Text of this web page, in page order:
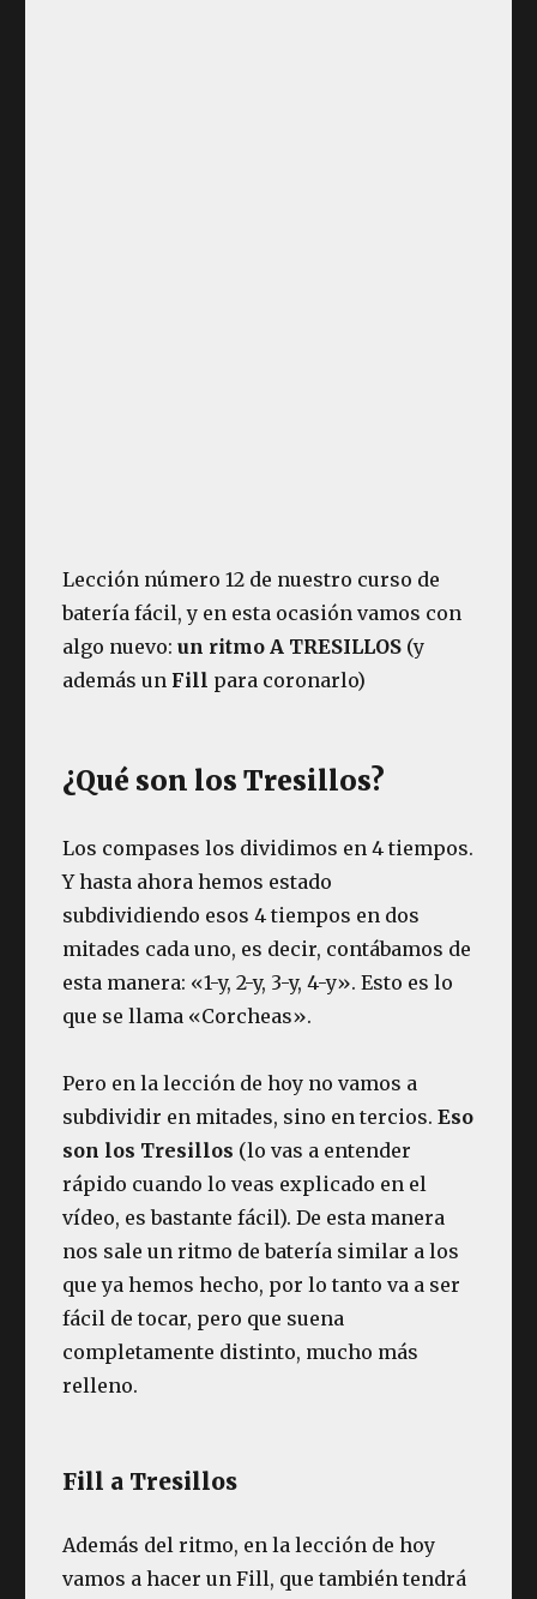
Lección número 12 de nuestro curso de
batería fácil, y en esta ocasión vamos con
algo nuevo:un ritmo A TRESILLOS (y
además un Fill para coronarlo)
¿Qué son los Tresillos?
Los compases los dividimos en 4 tiempos.
Y hasta ahora hemos estado
subdividiendo esos 4 tiempos en dos
mitades cada uno, es decir, contábamos de
esta manera: «1-y, 2-y, 3-y, 4-y». Esto es lo
que se llama «Corcheas».
Pero en la lección de hoy no vamos a
subdividir en mitades, sino en tercios.Eso
son los Tresillos (lo vas a entender
rápido cuando lo veas explicado en el
vídeo, es bastante fácil). De esta manera
nos sale un ritmo de batería similar a los
que ya hemos hecho, por lo tanto va a ser
fácil de tocar, pero que suena
completamente distinto, mucho más
relleno.
Fill a Tresillos
Además del ritmo, en la lección de hoy
vamos a hacer un Fill, que también tendrá